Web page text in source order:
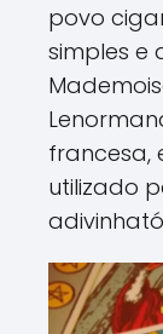
povo
simples e
francesa,
utilizado